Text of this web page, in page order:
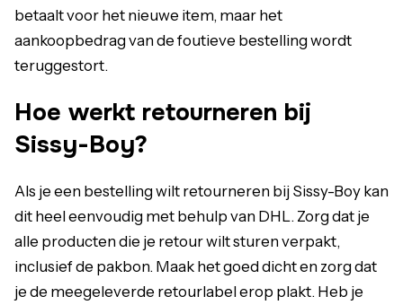
betaalt voor het nieuwe item, maar het
aankoopbedrag van de foutieve bestelling wordt
teruggestort.
Hoe werkt retourneren bij
Sissy-Boy?
Als je een bestelling wilt retourneren bij Sissy-Boy kan
dit heel eenvoudig met behulp van DHL. Zorg dat je
alle producten die je retour wilt sturen verpakt,
inclusief de pakbon. Maak het goed dicht en zorg dat
je de meegeleverde retourlabel erop plakt. Heb je